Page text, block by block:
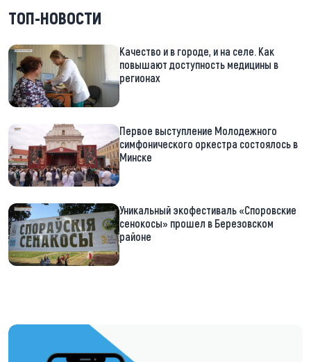
ТОП-НОВОСТИ
Качество и в городе, и на селе. Как
повышают доступность медицины в
регионах
Первое выступление Молодежного
симфонического оркестра состоялось в
Минске
Уникальный экофестиваль «Споровские
сенокосы» прошел в Березовском
районе
https://t.me/minskctvby